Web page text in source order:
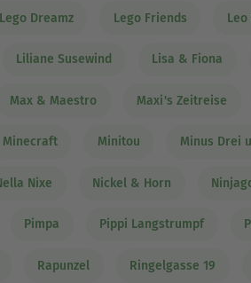
Lego Dreamz Lego Friends Leo
Liliane Susewind Lisa & Fiona
Max & Maestro Maxi's Zeitreise
Minecraft Minitou Minus Drei
Nixe Nickel & Horn
Pimpa Pippi Langstrumpf
Rapunzel Ringelgasse 19